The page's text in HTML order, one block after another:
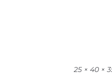
25 × 40 ×